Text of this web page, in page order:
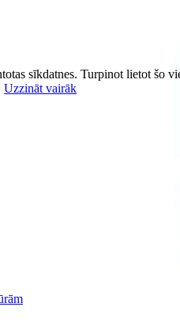
sīkdatnes. Turpinot lietot šo
Uzzināt vairāk